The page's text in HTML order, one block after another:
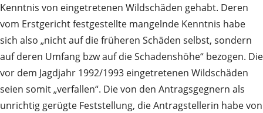
Kenntnis von eingetretenen Wildschäden gehabt. Deren
vom Erstgericht festgestellte mangelnde Kenntnis habe
sich also „nicht auf die früheren Schäden selbst, sondern
auf deren Umfang bzw auf die Schadenshöhe“ bezogen. Die
vor dem Jagdjahr 1992/1993 eingetretenen Wildschäden
seien somit „verfallen“. Die von den Antragsgegnern als
unrichtig gerügte Feststellung, die Antragstellerin habe von